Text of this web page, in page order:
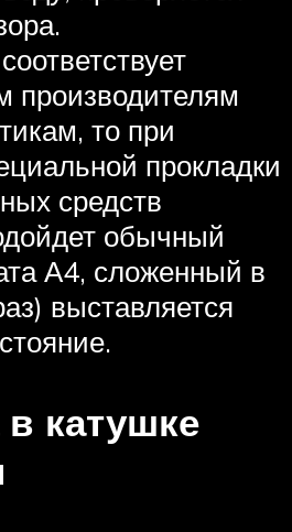
производителям
то при
прокладки
средств
обычный
А4, сложенный в
выставляется
катушке